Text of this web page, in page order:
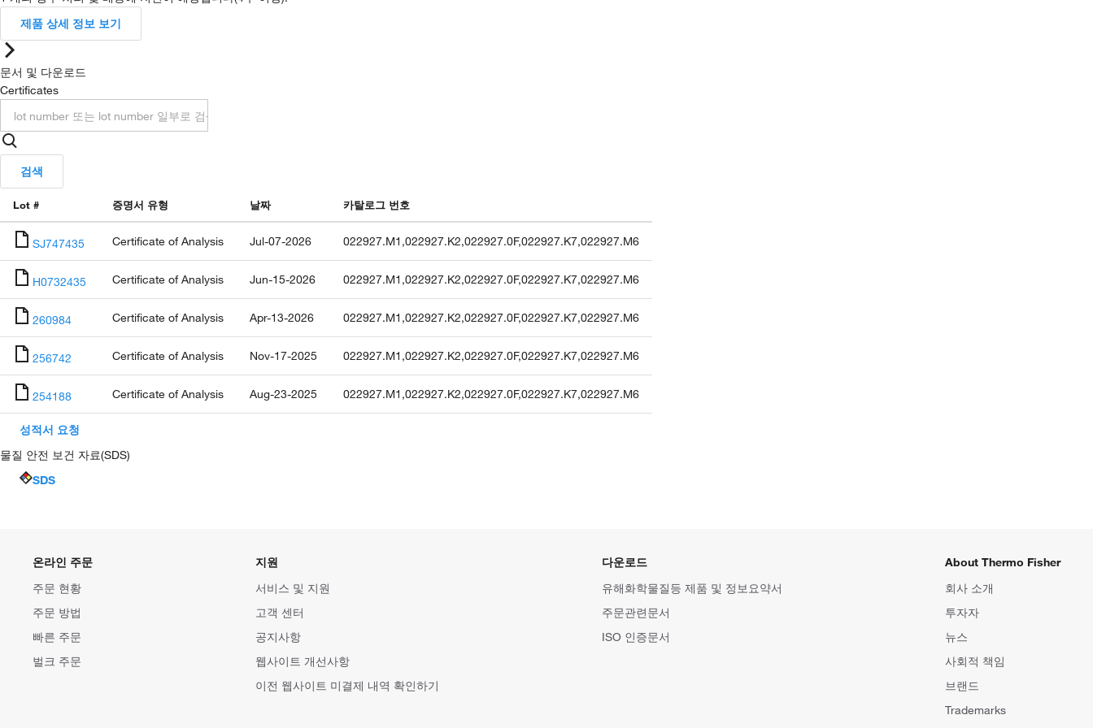
제품 상세 정보 보기
문서 및 다운로드
Certificates
검색
Lot # 증명서 유형 날짜 카탈로그 번호
SJ747435 Certificate of Analysis Jul-07-2026 022927.M1 ,022927.K2,022927.0F,022927.K7,022927.M6
H0732435 Certificate of Analysis Jun-15-2026 022927.M1 ,022927.K2,022927.0F,022927.K7,022927.M6
260984 Certificate of Analysis Apr-13-2026 022927.M1 ,022927.K2,022927.0F,022927.K7,022927.M6
256742 Certificate of Analysis Nov-17-2025 022927.M1 ,022927.K2,022927.0F,022927.K7,022927.M6
254188 Certificate of Analysis Aug-23-2025 022927.M1 ,022927.K2,022927.0F,022927.K7,022927.M6
성적서 요청
물질 안전 보건 자료(SDS)
SDS
온라인 주문
주문 현황
주문 방법
빠른 주문
벌크 주문
지원
서비스 및 지원
고객 센터
공지사항
웹사이트 개선사항
이전 웹사이트 미결제 내역 확인하기
다운로드
유해화학물질등 제품 및 정보요약서
주문관련문서
ISO 인증문서
About Thermo Fisher
회사 소개
투자자
뉴스
사회적 책임
브랜드
Trademarks